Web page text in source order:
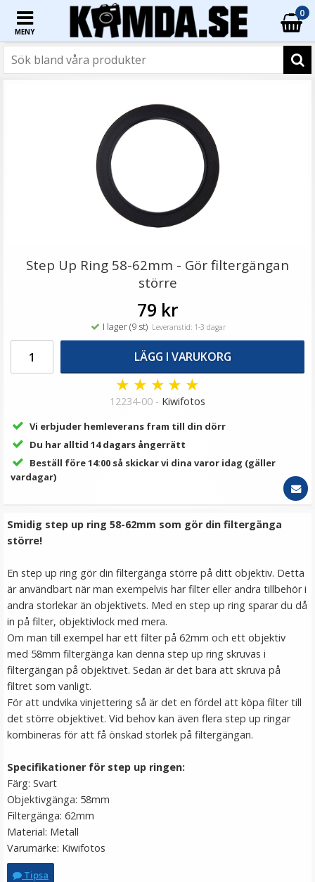
MENY
0
Step Up Ring 58-62mm - Gör filtergängan
större
79 kr
I lager (9 st) Leveranstid: 1-3 dagar
LÄGG I VARUKORG
★ ★ ★ ★ ★
12234-00 - Kiwifotos
Vi erbjuder hemleverans fram till din dörr
Du har alltid 14 dagars ångerrätt
Beställ före 14:00 så skickar vi dina varor idag (gäller
vardagar)
Smidig step up ring 58-62mm som gör din filtergänga
större!
En step up ring gör din filtergänga större på ditt objektiv. Detta
är användbart när man exempelvis har filter eller andra tillbehör i
andra storlekar än objektivets. Med en step up ring sparar du då
in på filter, objektivlock med mera.
Om man till exempel har ett filter på 62mm och ett objektiv
med 58mm filtergänga kan denna step up ring skruvas i
filtergängan på objektivet. Sedan är det bara att skruva på
filtret som vanligt.
För att undvika vinjettering så är det en fördel att köpa filter till
det större objektivet. Vid behov kan även flera step up ringar
kombineras för att få önskad storlek på filtergängan.
Specifikationer för step up ringen:
Färg: Svart
Objektivgänga: 58mm
Filtergänga: 62mm
Material: Metall
Varumärke: Kiwifotos
Tipsa